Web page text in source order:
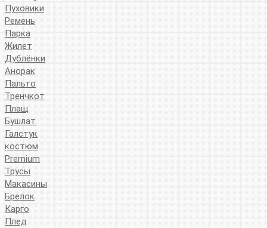
Пуховики
Ремень
Парка
Жилет
Дублёнки
Анорак
Пальто
Тренчкот
Плащ
Бушлат
Галстук
костюм
Premium
Трусы
Макасины
Брелок
Карго
Плед